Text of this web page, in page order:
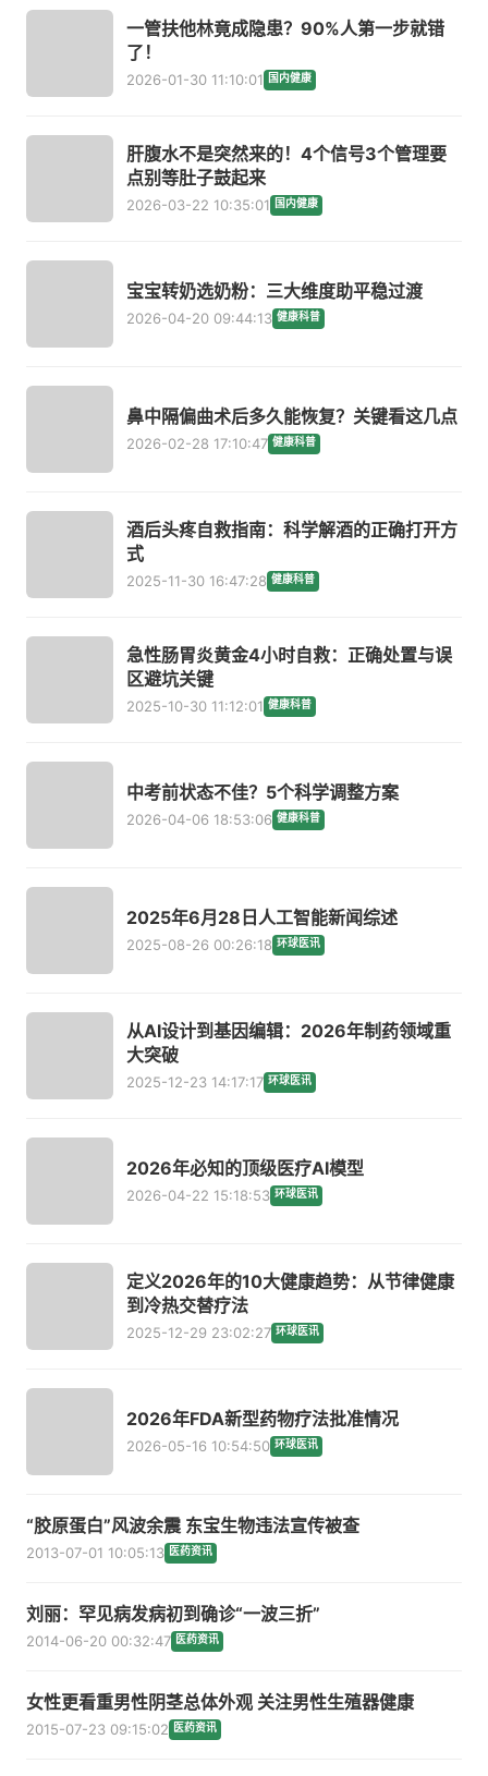
一管扶他林竟成隐患？90%人第一步就错
了！
2026-01-30 11:10:01 国内健康
肝腹水不是突然来的！4个信号3个管理要
点别等肚子鼓起来
2026-03-22 10:35:01 国内健康
宝宝转奶选奶粉：三大维度助平稳过渡
2026-04-20 09:44:13 健康科普
鼻中隔偏曲术后多久能恢复？关键看这几点
2026-02-28 17:10:47 健康科普
酒后头疼自救指南：科学解酒的正确打开方
式
2025-11-30 16:47:28 健康科普
急性肠胃炎黄金4小时自救：正确处置与误
区避坑关键
2025-10-30 11:12:01 健康科普
中考前状态不佳？5个科学调整方案
2026-04-06 18:53:06 健康科普
2025年6月28日人工智能新闻综述
2025-08-26 00:26:18 环球医讯
从AI设计到基因编辑：2026年制药领域重
大突破
2025-12-23 14:17:17 环球医讯
2026年必知的顶级医疗AI模型
2026-04-22 15:18:53 环球医讯
定义2026年的10大健康趋势：从节律健康
到冷热交替疗法
2025-12-29 23:02:27 环球医讯
2026年FDA新型药物疗法批准情况
2026-05-16 10:54:50 环球医讯
“胶原蛋白”风波余震 东宝生物违法宣传被查
2013-07-01 10:05:13 医药资讯
刘丽：罕见病发病初到确诊“一波三折”
2014-06-20 00:32:47 医药资讯
女性更看重男性阴茎总体外观 关注男性生殖器健康
2015-07-23 09:15:02 医药资讯